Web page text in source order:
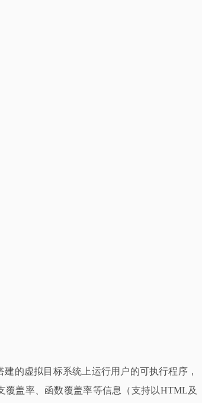
的虚拟目标系统上运行用户的可执行程序，
盖率、函数覆盖率等信息（支持以HTML及